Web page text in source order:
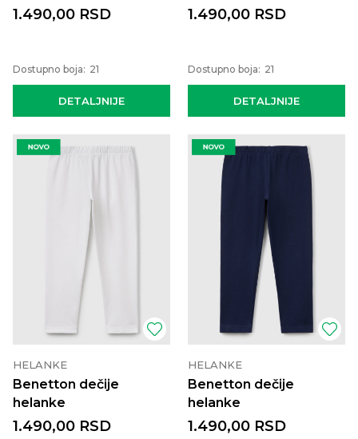
DETALJNIJE
1.490,00 RSD
Dostupno boja: 21
DETALJNIJE
1.490,00 RSD
Dostupno boja: 21
HELANKE
Benetton dečije
helanke
1.490,00 RSD
HELANKE
Benetton dečije
helanke
1.490,00 RSD